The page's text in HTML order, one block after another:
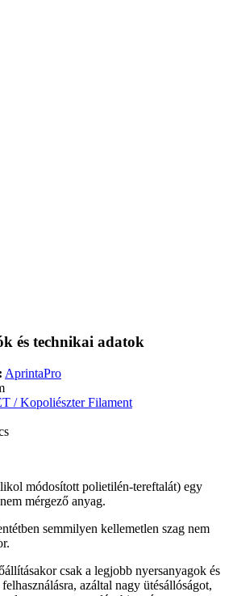
és technikai adatok
AprintaPro
/ Kopoliészter Filament
módosított polietilén-tereftalát) egy
mérgező anyag.
semmilyen kellemetlen szag nem
csak a legjobb nyersanyagok és
azáltal nagy ütésállóságot,